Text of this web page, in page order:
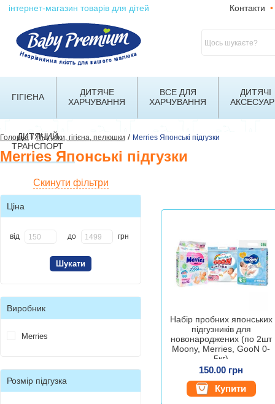
інтернет-магазин товарів для дітей Контакти •
ГІГІЄНА
ДИТЯЧЕ
ХАРЧУВАННЯ
ВСЕ ДЛЯ
ХАРЧУВАННЯ
ДИТЯЧІ
ДИТЯЧИЙ
ТРАНСПОРТ
Головна/Підгузки, гігієна, пелюшки / Merries Японські підгузки
Merries Японські підгузки
Скинути фільтри
Ціна
від до грн
Виробник
Merries
Розмір підгузка
Набір пробних японських
підгузників для
новонароджених (по 2шт
Moony, Merries, GooN 0-
5кг)
150.00 грн
Купити